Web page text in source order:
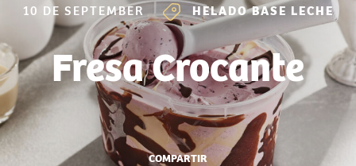
10 DE SEPTEMBER HELADO BASE LECHE
Fresa Crocante
COMPARTIR